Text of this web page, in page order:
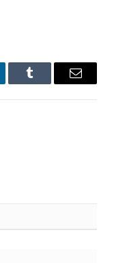
Tumblr Email